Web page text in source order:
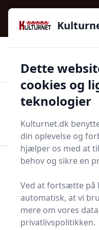
Kulturnet - Alt Det Gode
2016
97 kategorier 👍Kun
Start søgning
Bolig og
Velkommen til denne
Dette
cookies og
teknologier
Kulturnet.dk
din oplevelse og
hjælper os med at
behov og sikre en
Ved at fortsætte på
automatisk, at vi
mere om vores
privatlivspolitikken.